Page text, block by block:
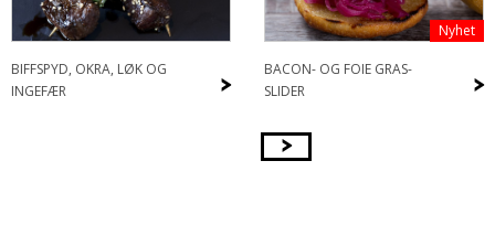
>
BIFFSPYD, OKRA, LØK OG
INGEFÆR
Nyhet
>
BACON- OG FOIE GRAS-
SLIDER
>